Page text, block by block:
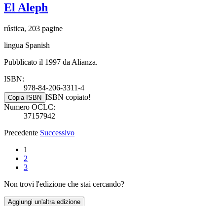
El Aleph
rústica, 203 pagine
lingua Spanish
Pubblicato il 1997 da Alianza.
ISBN:
978-84-206-3311-4
Copia ISBN ISBN copiato!
Numero OCLC:
37157942
Precedente Successivo
1
2
3
Non trovi l'edizione che stai cercando?
Aggiungi un'altra edizione